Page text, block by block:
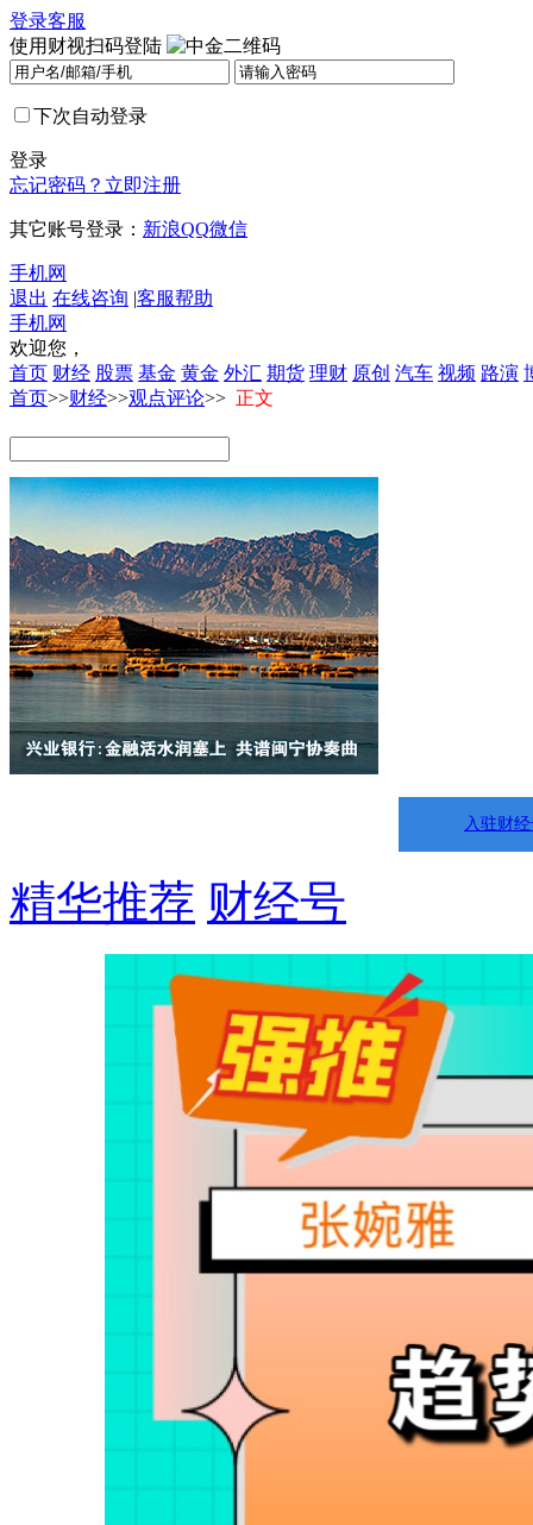
登录客服
使用财视扫码登陆
下次自动登录
登录
忘记密码？ 立即注册
其它账号登录： 新浪QQ微信
手机网
退出 在线咨询 |客服帮助
手机网
欢迎您，
首页 财经 股票 基金 黄金 外汇 期货 理财 原创 汽车 视频 路演
首页>>财经>>观点评论>> 正文
入驻财
精华推荐 财经号